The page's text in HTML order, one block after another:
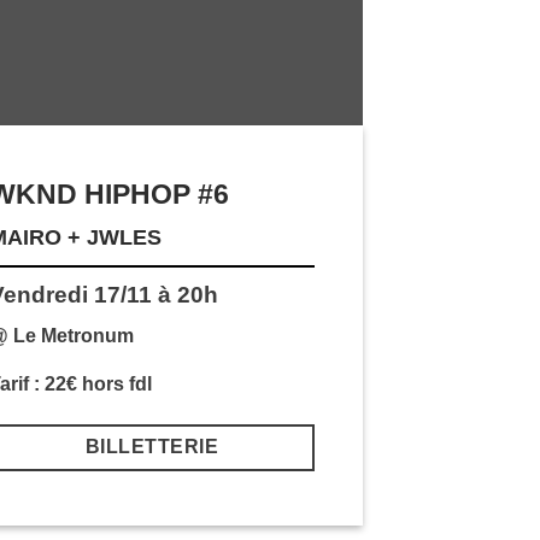
HIPHOP #6
+ JWLES
17/11 à 20h
Le Metronum
: 22€ hors fdl
BILLETTERIE